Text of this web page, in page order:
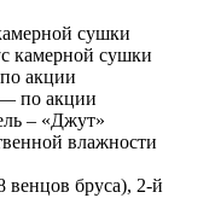
сушки
камерной сушки
акции
по акции
– «Джут»
влажности
бруса), 2-й